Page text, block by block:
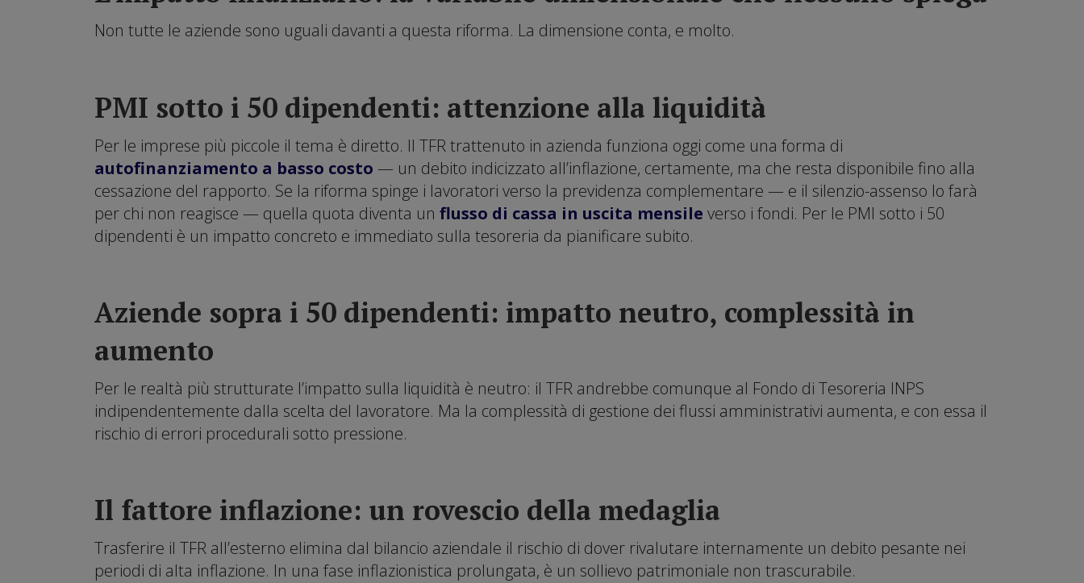
Non tutte le aziende sono uguali davanti a questa riforma. La dimensione conta, e molto.
PMI sotto i 50 dipendenti: attenzione alla liquidità
Per le imprese più piccole il tema è diretto. Il TFR trattenuto in azienda funziona oggi come una forma di
autofinanziamento a basso costo — un debito indicizzato all’inflazione, certamente, ma che resta disponibile fino alla
cessazione del rapporto. Se la riforma spinge i lavoratori verso la previdenza complementare — e il silenzio-assenso lo farà
per chi non reagisce — quella quota diventa un flusso di cassa in uscita mensile verso i fondi. Per le PMI sotto i 50
dipendenti è un impatto concreto e immediato sulla tesoreria da pianificare subito.
Aziende sopra i 50 dipendenti: impatto neutro, complessità in
aumento
Per le realtà più strutturate l’impatto sulla liquidità è neutro: il TFR andrebbe comunque al Fondo di Tesoreria INPS
indipendentemente dalla scelta del lavoratore. Ma la complessità di gestione dei flussi amministrativi aumenta, e con essa il
rischio di errori procedurali sotto pressione.
Il fattore inflazione: un rovescio della medaglia
Trasferire il TFR all’esterno elimina dal bilancio aziendale il rischio di dover rivalutare internamente un debito pesante nei
periodi di alta inflazione. In una fase inflazionistica prolungata, è un sollievo patrimoniale non trascurabile.